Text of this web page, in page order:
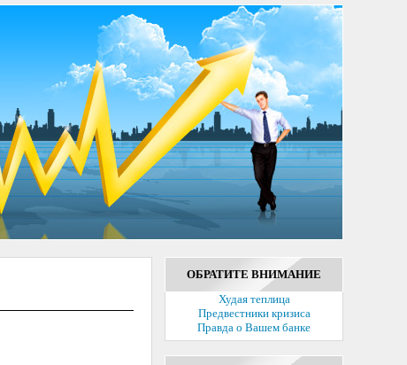
ОБРАТИТЕ ВНИМАНИЕ
Худая теплица
Предвестники кризиса
Правда о Вашем банке